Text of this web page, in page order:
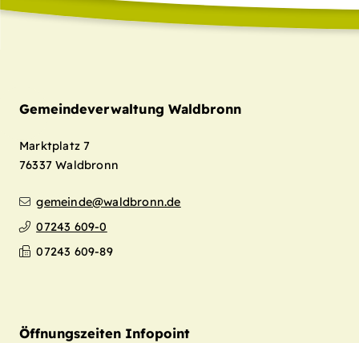
Gemeindeverwaltung Waldbronn
Marktplatz 7
76337 Waldbronn
gemeinde@waldbronn.de
07243 609-0
07243 609-89
Öffnungszeiten Infopoint